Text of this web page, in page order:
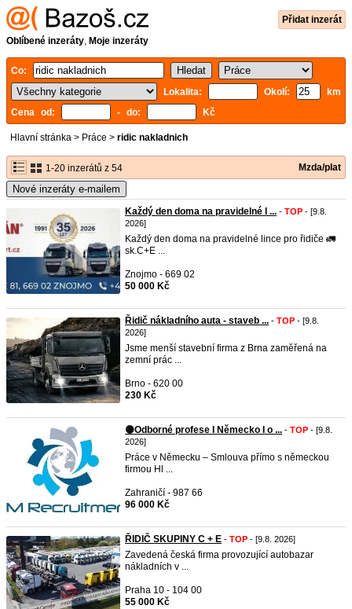
Přidat inzerát
Oblíbené inzeráty, Moje inzeráty
Co:
Lokalita:
Okolí:
km
Cena od:
- do: Kč
Hlavní stránka > Práce > ridic nakladnich
1-20 inzerátů z 54 Mzda/plat
Nové inzeráty e-mailem
Každý den doma na pravidelné l ... - TOP - [9.8.
2026]
Každý den doma na pravidelné lince pro řidiče 🚛
sk.C+E ...
Znojmo - 669 02
50 000 Kč
Řidič nákladního auta - staveb ... - TOP - [9.8.
2026]
Jsme menší stavební firma z Brna zaměřená na
zemní prác ...
Brno - 620 00
230 Kč
🟡Odborné profese I Německo I o ... - TOP - [9.8.
2026]
Práce v Německu – Smlouva přímo s německou
firmou Hl ...
Zahraničí - 987 66
96 000 Kč
ŘIDIČ SKUPINY C + E - TOP - [9.8. 2026]
Zavedená česká firma provozující autobazar
nákladních v ...
Praha 10 - 104 00
55 000 Kč